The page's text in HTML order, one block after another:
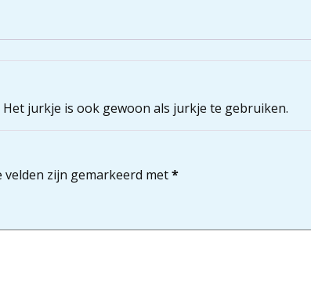
jurkje is ook gewoon als jurkje te gebruiken.
velden zijn gemarkeerd met*